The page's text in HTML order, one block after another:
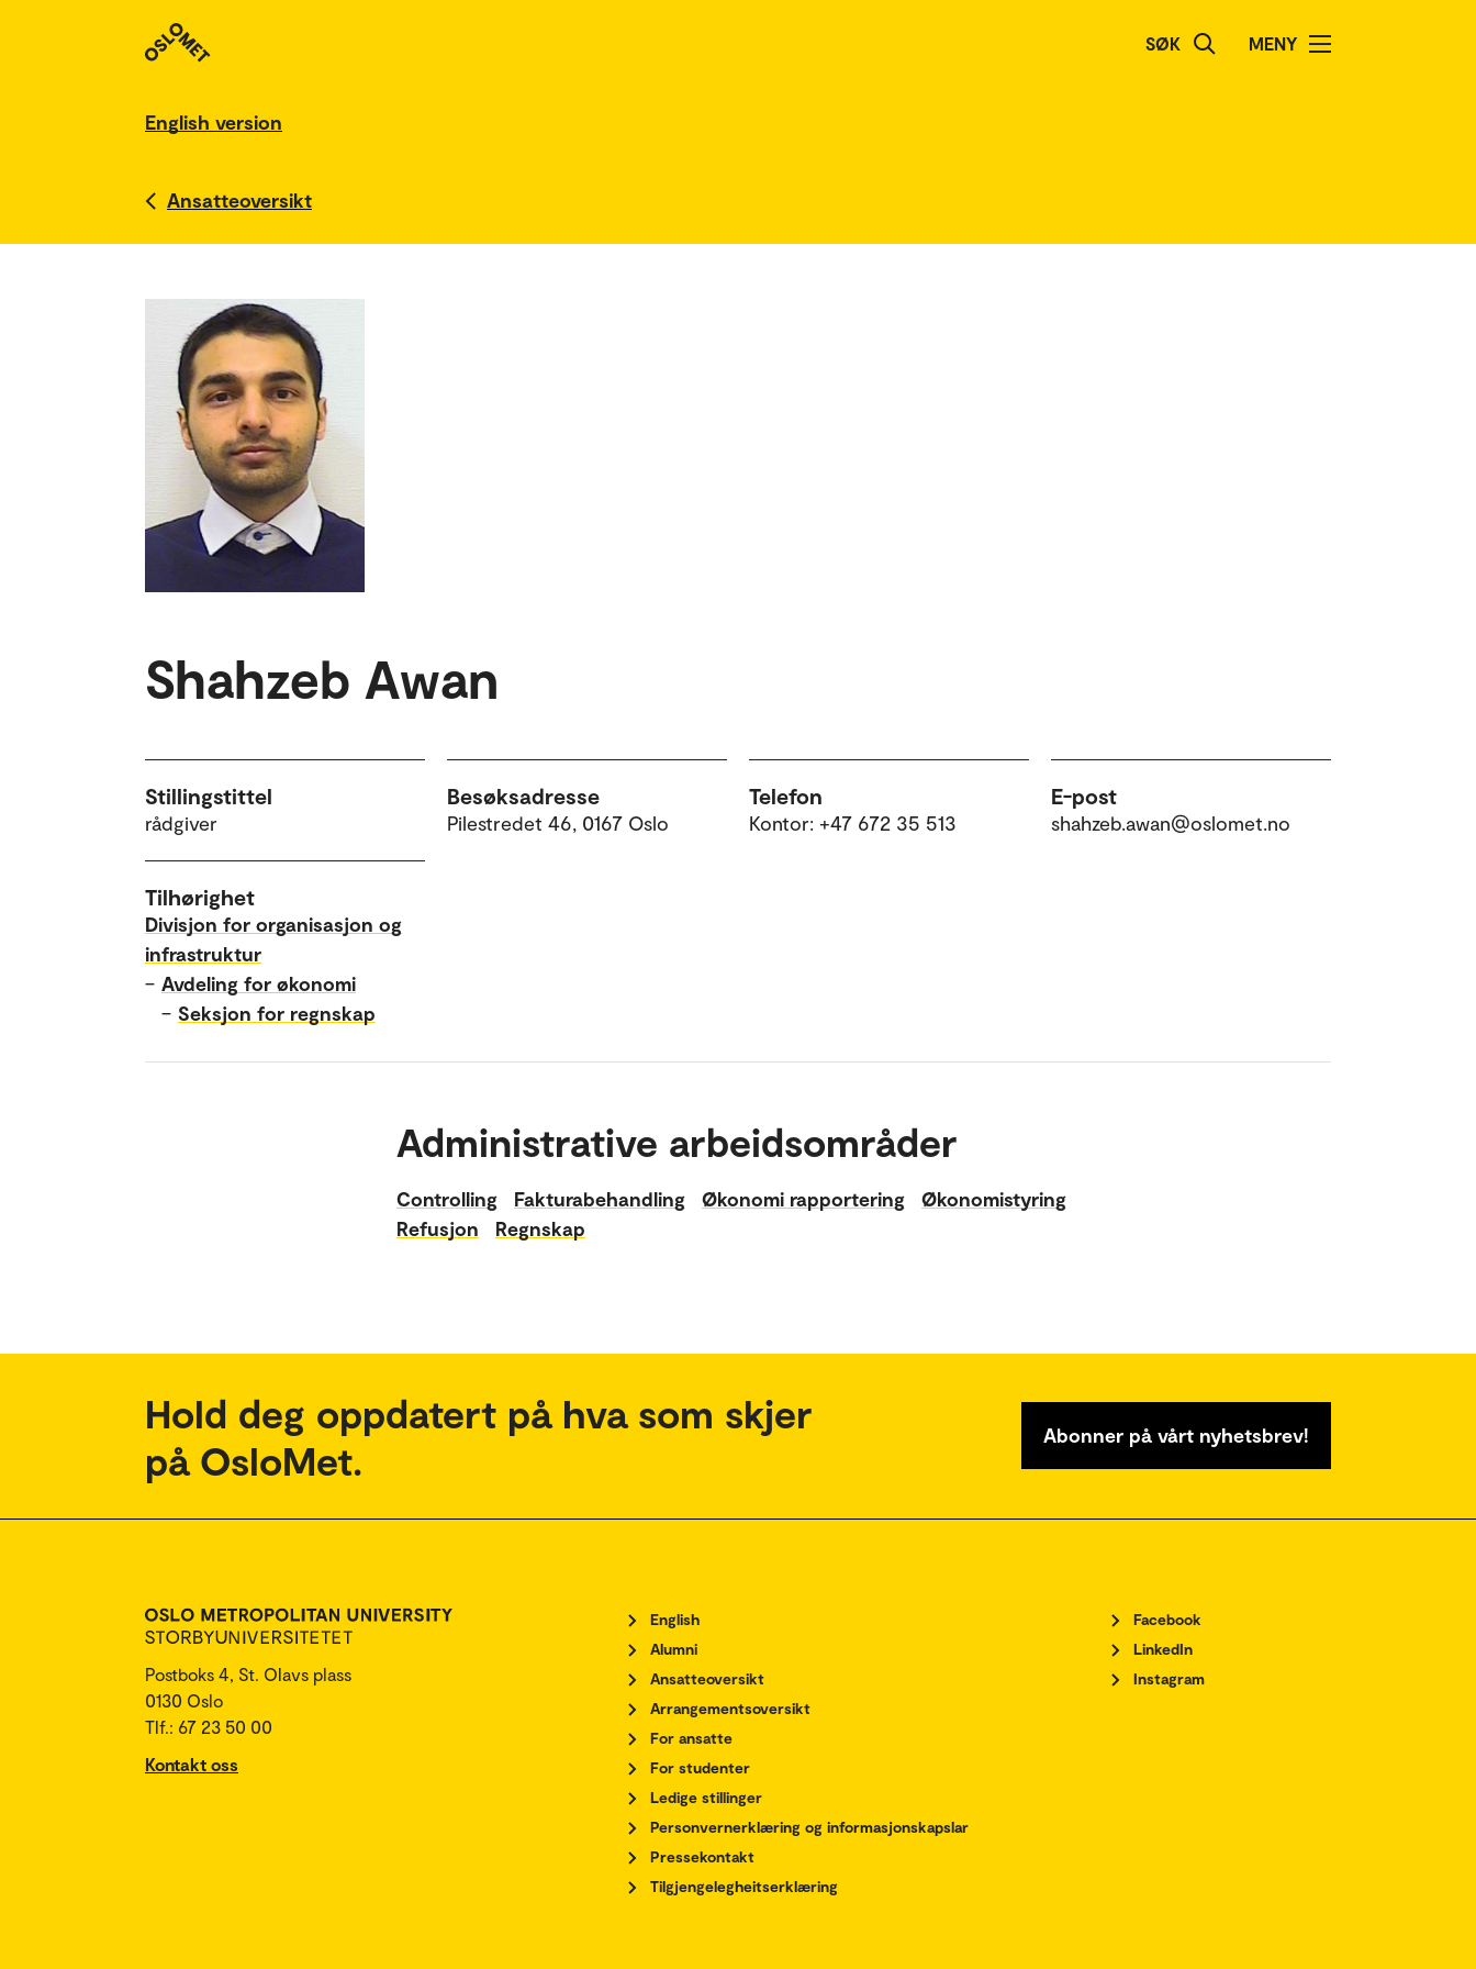
SØK MENY
English version
Ansatteoversikt
Shahzeb Awan
Stillingstittel
rådgiver
Besøksadresse
Pilestredet 46, 0167 Oslo
Telefon
Kontor: +47 672 35 513
E-post
shahzeb.awan@oslomet.no
Tilhørighet
Divisjon for organisasjon og
infrastruktur
– Avdeling for økonomi
– Seksjon for regnskap
Administrative arbeidsområder
Controlling Fakturabehandling Økonomi rapportering
Økonomistyring
Refusjon
Regnskap
Hold deg oppdatert på hva som skjer
på OsloMet.
Abonner på vårt nyhetsbrev!
Postboks 4, St. Olavs plass
0130 Oslo
Tlf.: 67 23 50 00
Kontakt oss
English
Alumni
Ansatteoversikt
Arrangementsoversikt
For ansatte
For studenter
Ledige stillinger
Personvernerklæring og informasjonskapslar
Pressekontakt
Tilgjengelegheitserklæring
Facebook
LinkedIn
Instagram